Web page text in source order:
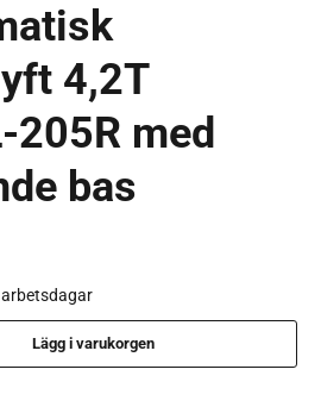
4,2T
205R med
bas
Lägg i varukorgen